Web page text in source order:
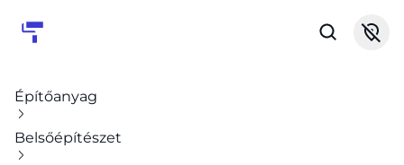
Építőanyag
Belsőépítészet